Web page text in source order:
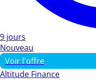
9 jours
Nouveau
Voir l'offre
Altitude Finance